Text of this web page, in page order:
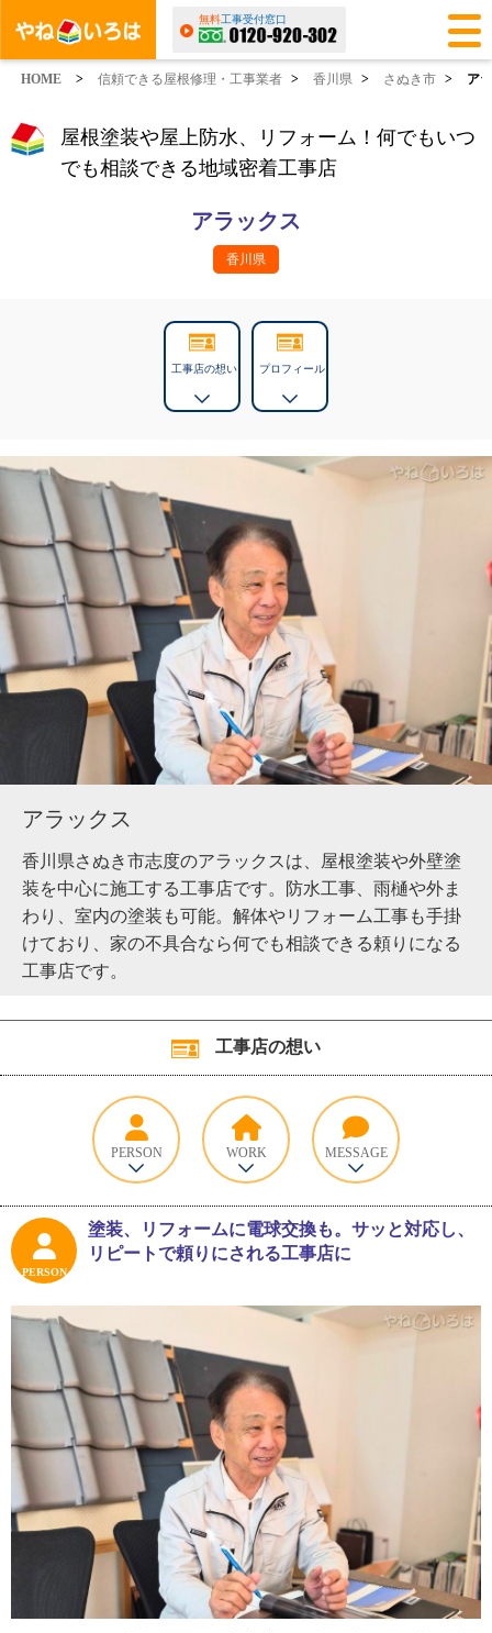
無料工事受付窓口
HOME > 信頼できる屋根修理・工事業者 > 香川県 > さぬき市 > ア
屋根塗装や屋上防水、リフォーム！何でもいつ
でも相談できる地域密着工事店
アラックス
香川県
工事店の想い プロフィール
アラックス
香川県さぬき市志度のアラックスは、屋根塗装や外壁塗
装を中心に施工する工事店です。防水工事、雨樋や外ま
わり、室内の塗装も可能。解体やリフォーム工事も手掛
けており、家の不具合なら何でも相談できる頼りになる
工事店です。
工事店の想い
PERSON WORK MESSAGE
PERSON
塗装、リフォームに電球交換も。サッと対応し、
リピートで頼りにされる工事店に